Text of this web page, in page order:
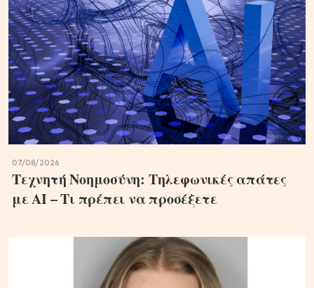
07/08/2026
Τεχνητή Νοημοσύνη: Τηλεφωνικές απάτες
με ΑΙ – Τι πρέπει να προσέξετε